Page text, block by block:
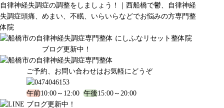
自律神経失調症の調整をしましょう！｜西船橋で鬱、自律神経
失調症頭痛、めまい、不眠、いらいらなどでお悩みの方専門整
体院
ブログ更新中！
ご予約、お問い合わせはお気軽にどうぞ
午前10:00～12:00 午後15:00～20:00
ブログ更新中！